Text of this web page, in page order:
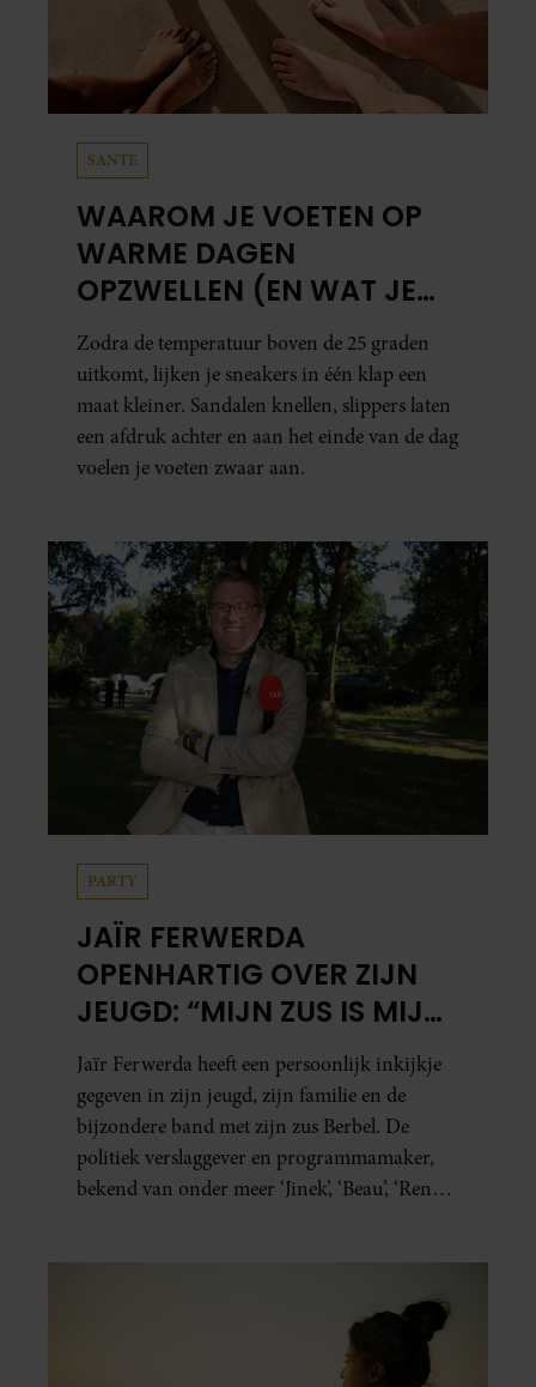
SANTE
WAAROM JE VOETEN OP
WARME DAGEN
OPZWELLEN (EN WAT JE
ERAAN KUNT DOEN)
Zodra de temperatuur boven de 25 graden
uitkomt, lijken je sneakers in één klap een
maat kleiner. Sandalen knellen, slippers laten
een afdruk achter en aan het einde van de dag
voelen je voeten zwaar aan.
PARTY
JAÏR FERWERDA
OPENHARTIG OVER ZIJN
JEUGD: “MIJN ZUS IS MIJN
MORELE KOMPAS”
Jaïr Ferwerda heeft een persoonlijk inkijkje
gegeven in zijn jeugd, zijn familie en de
bijzondere band met zijn zus Berbel. De
politiek verslaggever en programmamaker,
bekend van onder meer ‘Jinek’, ‘Beau’, ‘Renze’,